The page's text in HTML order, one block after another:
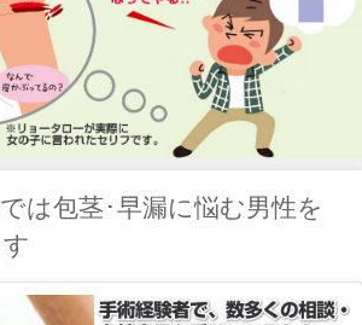
は包茎･早漏に悩む男性を